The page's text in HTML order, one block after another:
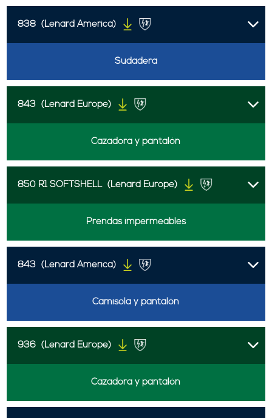
838 (Lenard America)
Sudadera
843 (Lenard Europe)
Cazadora y pantalón
850 R1 SOFTSHELL (Lenard Europe)
Prendas impermeables
843 (Lenard America)
Camisola y pantalón
936 (Lenard Europe)
Cazadora y pantalón